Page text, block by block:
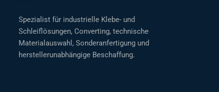
Spezialist für industrielle Klebe- und
Schleiflösungen, Converting, technische
Materialauswahl, Sonderanfertigung und
herstellerunabhängige Beschaffung.